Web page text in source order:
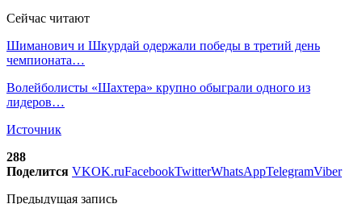
Сейчас читают
Шиманович и Шкурдай одержали победы в третий день
чемпионата…
Волейболисты «Шахтера» крупно обыграли одного из
лидеров…
Источник
288
Поделится VKOK.ruFacebookTwitterWhatsAppTelegramViber
Предыдущая запись